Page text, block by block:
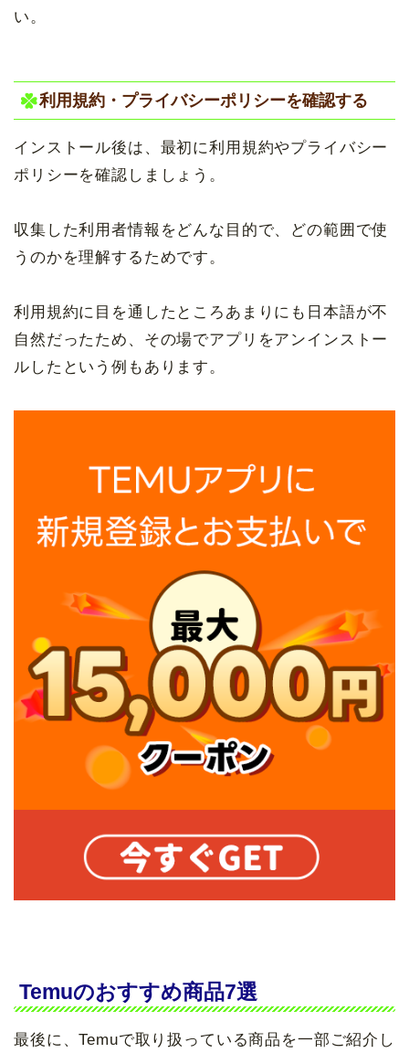
い。
利用規約・プライバシーポリシーを確認する
インストール後は、最初に利用規約やプライバシー
ポリシーを確認しましょう。
収集した利用者情報をどんな目的で、どの範囲で使
うのかを理解するためです。
利用規約に目を通したところあまりにも日本語が不
自然だったため、その場でアプリをアンインストー
ルしたという例もあります。
Temuのおすすめ商品7選
最後に、Temuで取り扱っている商品を一部ご紹介し